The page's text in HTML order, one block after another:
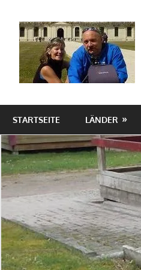
Inhalt
springen
barrierefreien
Reisen
mit
dem
Rollstuhl
STARTSEITE LÄNDER